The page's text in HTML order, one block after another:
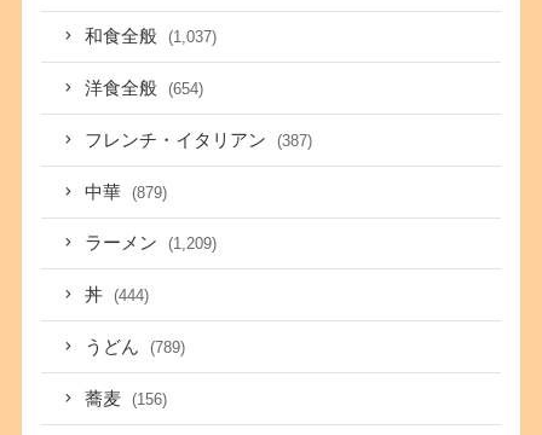
和食全般 (1,037)
洋食全般 (654)
フレンチ・イタリアン (387)
中華 (879)
ラーメン (1,209)
丼 (444)
うどん (789)
蕎麦 (156)